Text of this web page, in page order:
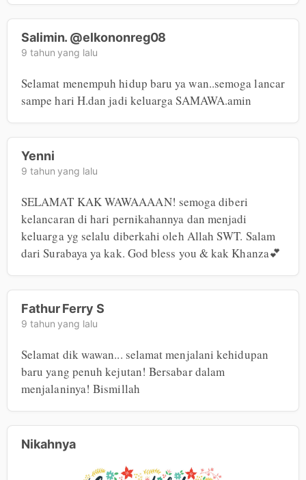
Salimin. @elkononreg08
9 tahun yang lalu
Selamat menempuh hidup baru ya wan..semoga lancar
sampe hari H.dan jadi keluarga SAMAWA.amin
Yenni
9 tahun yang lalu
SELAMAT KAK WAWAAAAN! semoga diberi
kelancaran di hari pernikahannya dan menjadi
keluarga yg selalu diberkahi oleh Allah SWT. Salam
dari Surabaya ya kak. God bless you & kak Khanza💕
Fathur Ferry S
9 tahun yang lalu
Selamat dik wawan... selamat menjalani kehidupan
baru yang penuh kejutan! Bersabar dalam
menjalaninya! Bismillah
Nikahnya